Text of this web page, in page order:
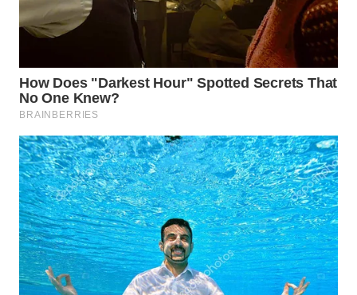
WN
KUNINGAN
WN
MAJALENGKA
SUBANG
WN
SUKABUMI
WN
PURWAKARTA